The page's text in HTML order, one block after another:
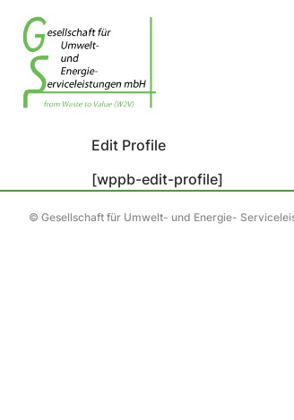
Edit Profile
[wppb-edit-profile]
© Gesellschaft für Umwelt- und Energie-